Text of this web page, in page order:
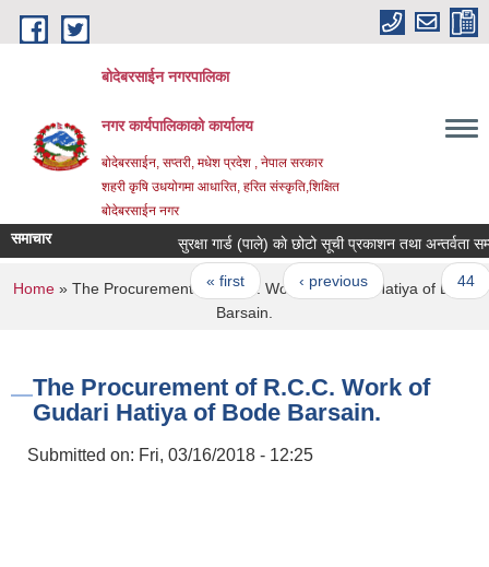
Skip to main content
बोदेबरसाईन नगरपालिका
नगर कार्यपालिकाको कार्यालय
बोदेबरसाईन, सप्तरी, मधेश प्रदेश , नेपाल सरकार
शहरी कृषि उधयोगमा आधारित, हरित संस्कृति,शिक्षित
बोदेबरसाईन नगर
समाचार सुरक्षा गार्ड (पाले) काे छोटो सूची प्रकाशन तथा अन्तर्वता
Pages
« first ‹ previous … 44
You are here
Home » The Procurement of R.C.C. Work of Gudari Hatiya of Bode
Barsain.
The Procurement of R.C.C. Work of
Gudari Hatiya of Bode Barsain.
Submitted on: Fri, 03/16/2018 - 12:25